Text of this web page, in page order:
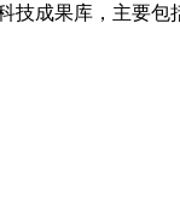
技成果库，主要包